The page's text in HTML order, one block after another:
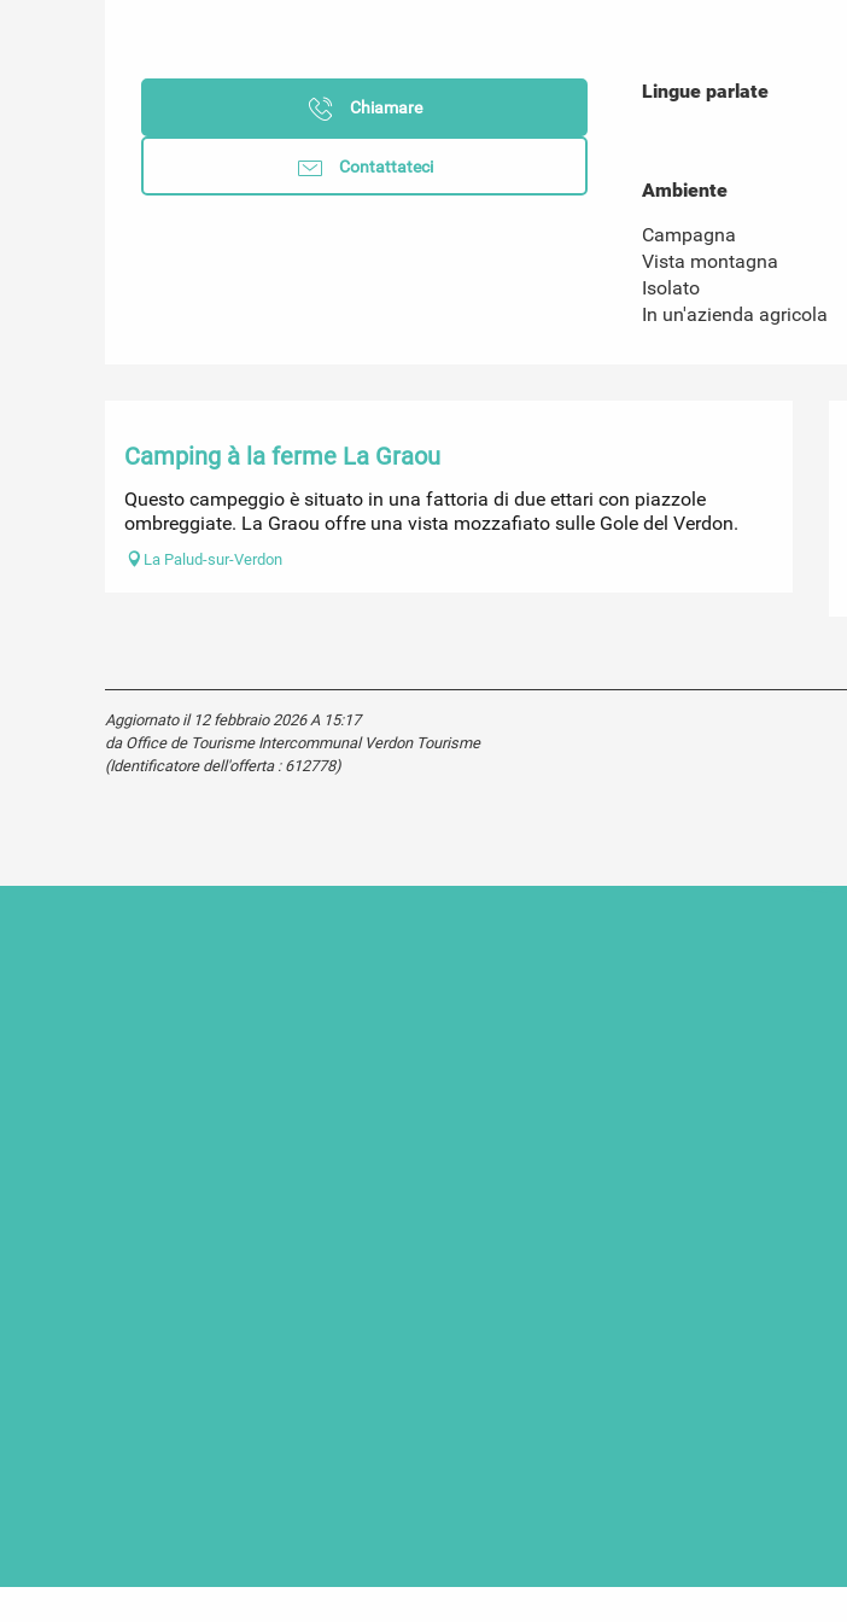
Chiamare
Contattateci
Lingue parlate
Lingue parlate
Ambiente
Ambiente
Campagna
Vista montagna
Isolato
In un'azienda agricola
Camping à la ferme La Graou
Questo campeggio è situato in una fattoria di due ettari con piazzole
ombreggiate. La Graou offre una vista mozzafiato sulle Gole del Verdon.
La Palud-sur-Verdon
Aggiornato il 12 febbraio 2026 A 15:17
da Office de Tourisme Intercommunal Verdon Tourisme
(Identificatore dell'offerta : 612778)